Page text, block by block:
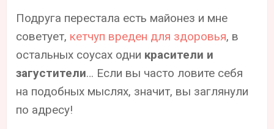
Подруга перестала есть майонез и мне
советует, кетчуп вреден для здоровья, в
остальных соусах одни красители и
загустители… Если вы часто ловите себя
на подобных мыслях, значит, вы заглянули
по адресу!